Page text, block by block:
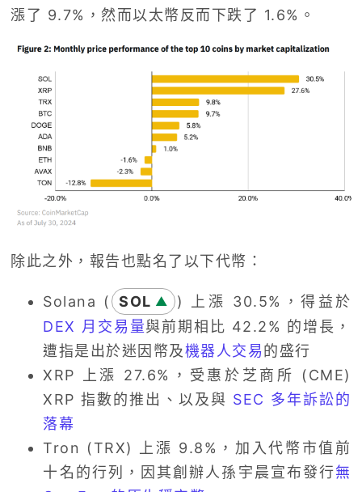
漲了 9.7%，然而以太幣反而下跌了 1.6%。
除此之外，報告也點名了以下代幣：
Solana ( SOL ▲
) 上漲 30.5%，得益於
DEX 月交易量與前期相比 42.2% 的增長，
遭指是出於迷因幣及機器人交易的盛行
XRP 上漲 27.6%，受惠於芝商所 (CME)
XRP 指數的推出、以及與 SEC 多年訴訟的
落幕
Tron (TRX) 上漲 9.8%，加入代幣市值前
十名的行列，因其創辦人孫宇晨宣布發行無